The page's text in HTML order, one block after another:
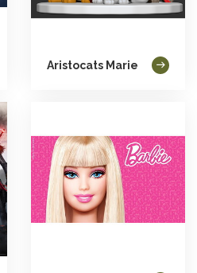
Aristocats Marie